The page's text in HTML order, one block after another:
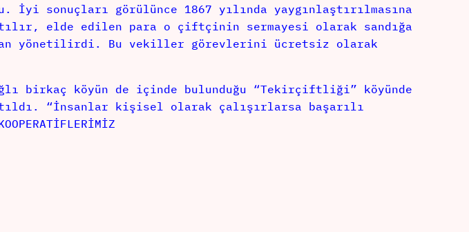
İyi sonuçları görülünce 1867 yılında yaygınlaştırılmasına
elde edilen para o çiftçinin sermayesi olarak sandığa
yönetilirdi. Bu vekiller görevlerini ücretsiz olarak
birkaç köyün de içinde bulunduğu “Tekirçiftliği” köyünde
“İnsanlar kişisel olarak çalışırlarsa başarılı